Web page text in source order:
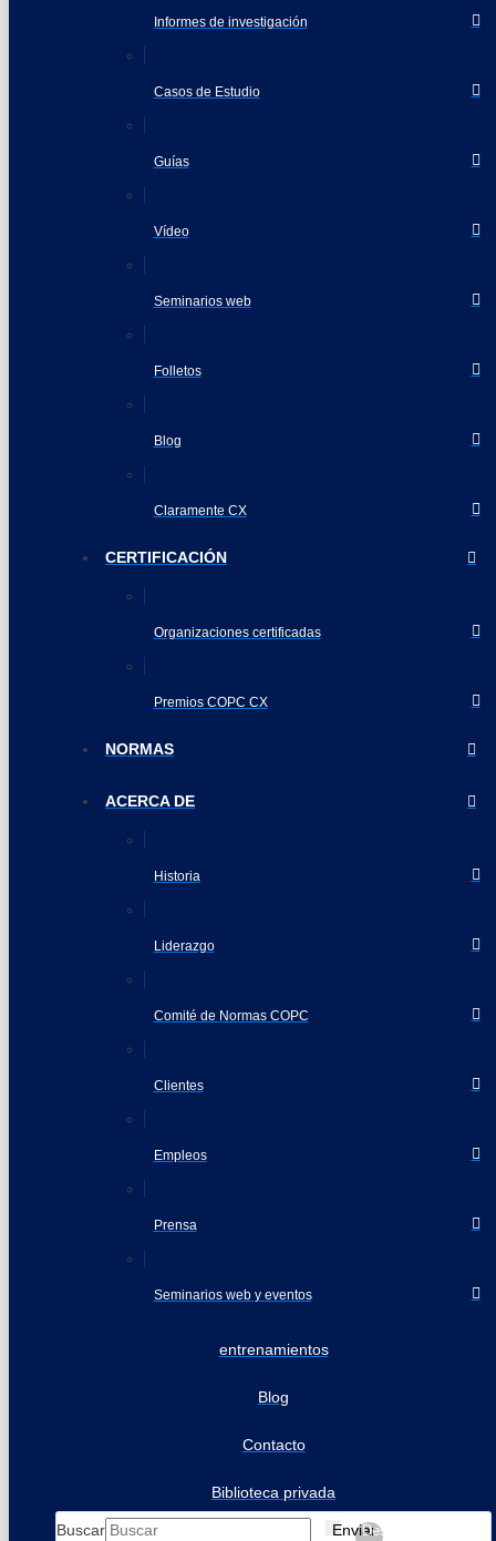
Informes de investigación
Casos de Estudio
Guías
Vídeo
Seminarios web
Folletos
Blog
Claramente CX
CERTIFICACIÓN
Organizaciones certificadas
Premios COPC CX
NORMAS
ACERCA DE
Historia
Liderazgo
Comité de Normas COPC
Clientes
Empleos
Prensa
Seminarios web y eventos
entrenamientos
Blog
Contacto
Biblioteca privada
Buscar EnviarDespejar